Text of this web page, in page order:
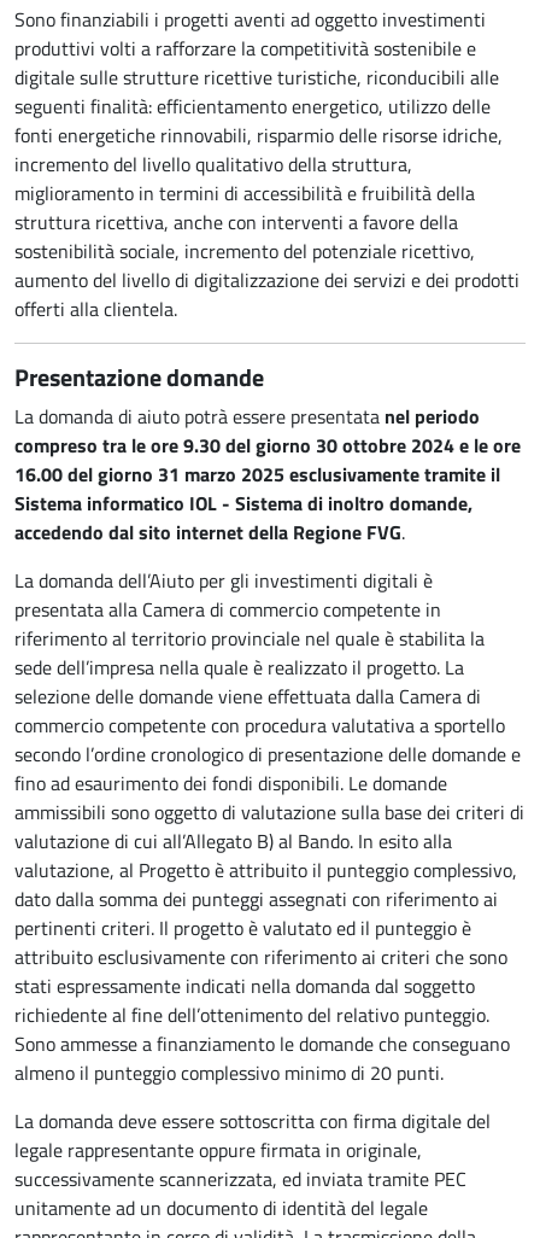
Sono finanziabili i progetti aventi ad oggetto investimenti
produttivi volti a rafforzare la competitività sostenibile e
digitale sulle strutture ricettive turistiche, riconducibili alle
seguenti finalità: efficientamento energetico, utilizzo delle
fonti energetiche rinnovabili, risparmio delle risorse idriche,
incremento del livello qualitativo della struttura,
miglioramento in termini di accessibilità e fruibilità della
struttura ricettiva, anche con interventi a favore della
sostenibilità sociale, incremento del potenziale ricettivo,
aumento del livello di digitalizzazione dei servizi e dei prodotti
offerti alla clientela.
Presentazione domande
La domanda di aiuto potrà essere presentata nel periodo
compreso tra le ore 9.30 del giorno 30 ottobre 2024 e le ore
16.00 del giorno 31 marzo 2025 esclusivamente tramite il
Sistema informatico IOL - Sistema di inoltro domande,
accedendo dal sito internet della Regione FVG.
La domanda dell’Aiuto per gli investimenti digitali è
presentata alla Camera di commercio competente in
riferimento al territorio provinciale nel quale è stabilita la
sede dell’impresa nella quale è realizzato il progetto. La
selezione delle domande viene effettuata dalla Camera di
commercio competente con procedura valutativa a sportello
secondo l’ordine cronologico di presentazione delle domande e
fino ad esaurimento dei fondi disponibili. Le domande
ammissibili sono oggetto di valutazione sulla base dei criteri di
valutazione di cui all’Allegato B) al Bando. In esito alla
valutazione, al Progetto è attribuito il punteggio complessivo,
dato dalla somma dei punteggi assegnati con riferimento ai
pertinenti criteri. Il progetto è valutato ed il punteggio è
attribuito esclusivamente con riferimento ai criteri che sono
stati espressamente indicati nella domanda dal soggetto
richiedente al fine dell’ottenimento del relativo punteggio.
Sono ammesse a finanziamento le domande che conseguano
almeno il punteggio complessivo minimo di 20 punti.
La domanda deve essere sottoscritta con firma digitale del
legale rappresentante oppure firmata in originale,
successivamente scannerizzata, ed inviata tramite PEC
unitamente ad un documento di identità del legale